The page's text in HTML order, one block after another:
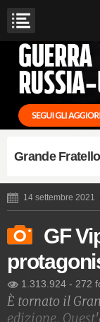
Grande
14 settembre 2021
GF
1.313.924 - 272
È tornato il
edizione.